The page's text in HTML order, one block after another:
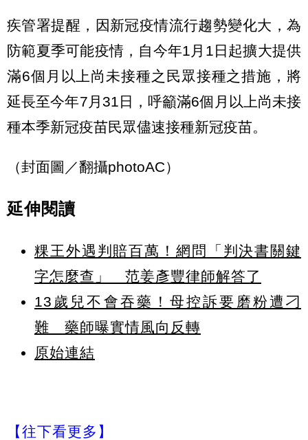
疾管署提醒，因新冠疫情流行趨勢變化大，為
防範夏季可能疫情，自今年1月1日起擴大提供
滿6個月以上尚未接種之民眾接種之措施，將
延長至今年7月31日，呼籲滿6個月以上尚未接
種本季新冠疫苗民眾儘速接種新冠疫苗。
（封面圖／翻攝photoAC）
延伸閱讀
粿王外遇判賠百萬！網問「判決書關鍵
字怎麼查」 范姜彥豐律師解答了
13歲兒不會吞藥！母控訴要磨粉遭刁
難 藥師曝實情風向反轉
原始連結
【往下看更多】